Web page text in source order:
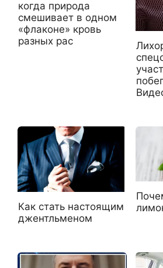
когда природа
смешивает в одном
«флаконе» кровь
разных рас
Как стать настоящим
джентльменом